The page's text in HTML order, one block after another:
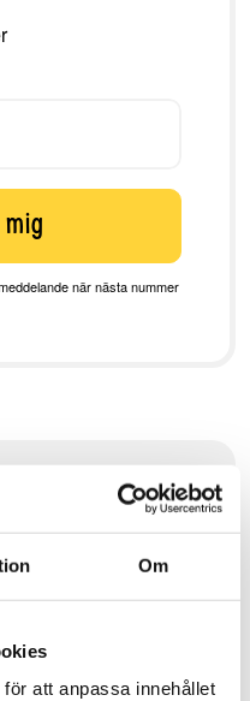
Om
att anpassa innehållet
mig
när nästa nummer
2026-06-24
2026-08-19